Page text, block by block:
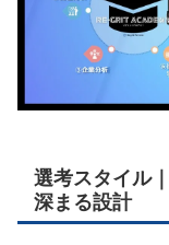
選考スタイル
深まる設計